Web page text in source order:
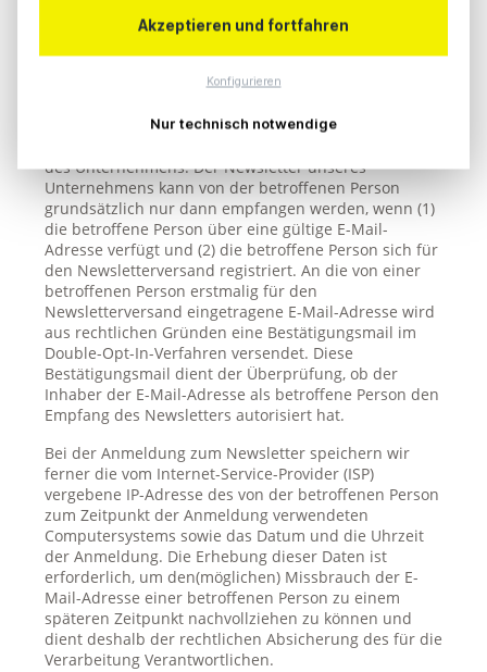
Verarbeitung Verantwortlichen übermittelt werden,
Kunden und Geschäftspartner in regelmäßigen
des Unternehmens. Der Newsletter unseres
Unternehmens kann von der betroffenen Person
grundsätzlich nur dann empfangen werden, wenn (1)
die betroffene Person über eine gültige E-Mail-
Adresse verfügt und (2) die betroffene Person sich für
den Newsletterversand registriert. An die von einer
betroffenen Person erstmalig für den
Newsletterversand eingetragene E-Mail-Adresse wird
aus rechtlichen Gründen eine Bestätigungsmail im
Double-Opt-In-Verfahren versendet. Diese
Bestätigungsmail dient der Überprüfung, ob der
Inhaber der E-Mail-Adresse als betroffene Person den
Empfang des Newsletters autorisiert hat.
Bei der Anmeldung zum Newsletter speichern wir
ferner die vom Internet-Service-Provider (ISP)
vergebene IP-Adresse des von der betroffenen Person
zum Zeitpunkt der Anmeldung verwendeten
Computersystems sowie das Datum und die Uhrzeit
der Anmeldung. Die Erhebung dieser Daten ist
erforderlich, um den(möglichen) Missbrauch der E-
Mail-Adresse einer betroffenen Person zu einem
späteren Zeitpunkt nachvollziehen zu können und
dient deshalb der rechtlichen Absicherung des für die
Verarbeitung Verantwortlichen.
Akzeptieren und fortfahren
Nur technisch notwendige
Konfigurieren